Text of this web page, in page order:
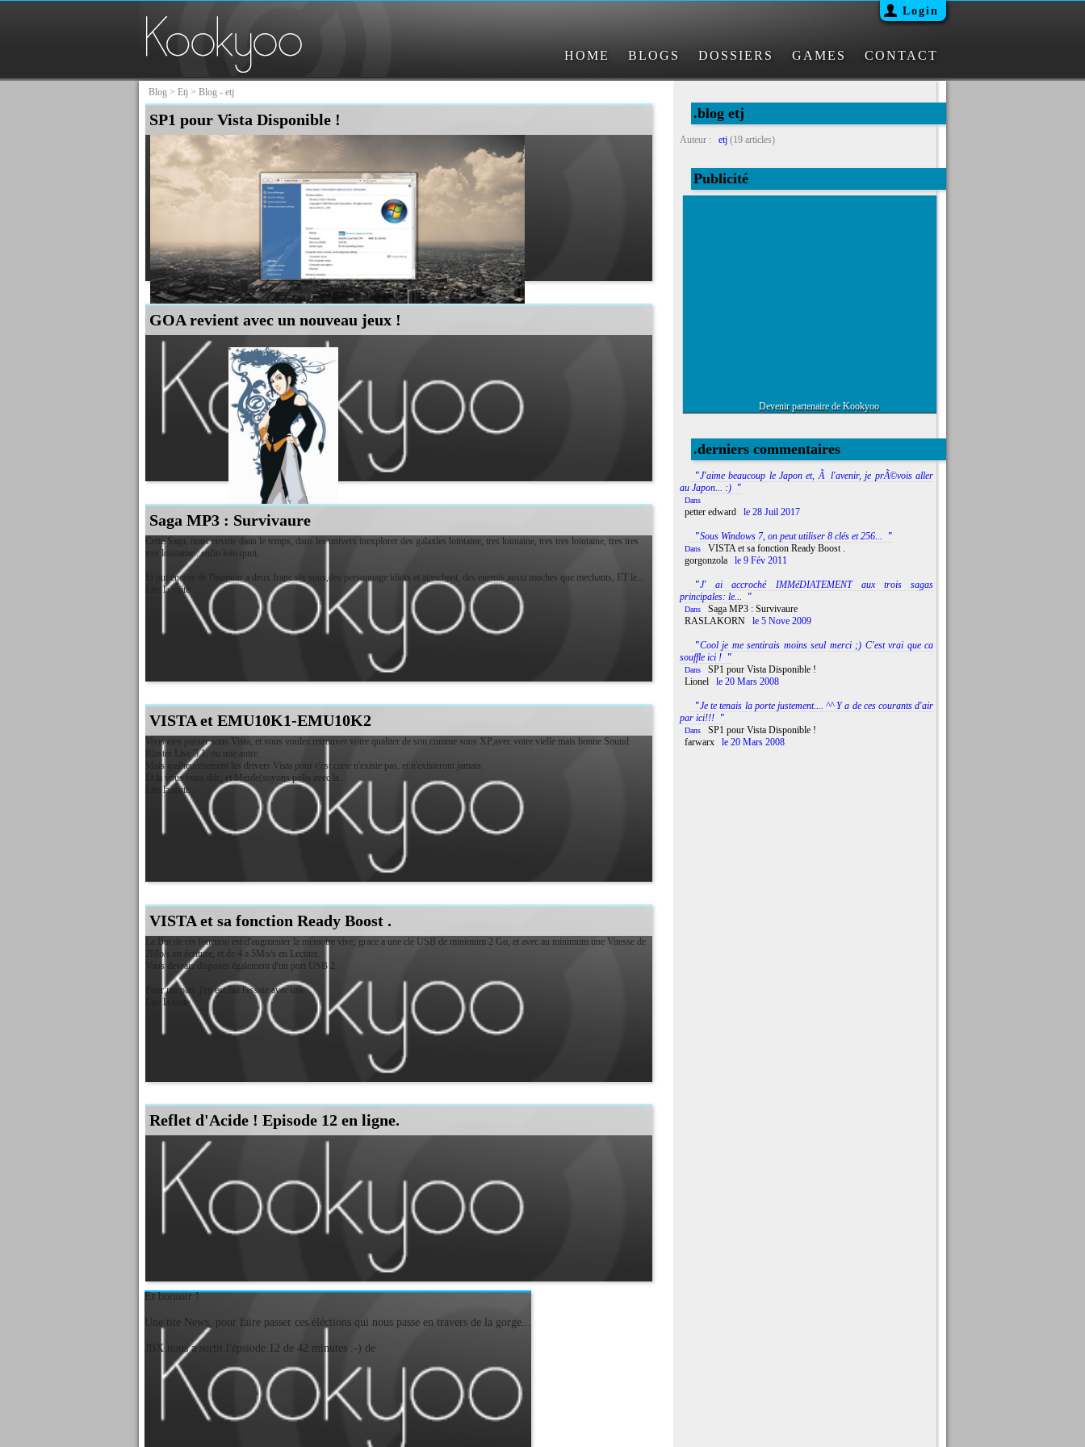
Login
HOME BLOGS DOSSIERS GAMES CONTACT
Blog > Etj > Blog - etj
SP1 pour Vista Disponible !
Nous y voila, Microsoft a mit en ligne le SP1 pour Vista hiers dans la journée.
Aucun lancement automatique de la mise a jours ne se fera, il faudra lancer sois meme...
Lire la suite
GOA revient avec un nouveau jeux !
Lire la suite
Saga MP3 : Survivaure
Cette Saga, nous envoie dans le temps, dans les univers inexplorer des galaxies lointaine, tres lointaine, tres tres lointaine, tres tres
tres lointaine...enfin loin quoi.
Et oui encore de l'humour a deux franc six sous,des personnage idiots et atanchant, des enemis aussi moches que mechants, ET le...
Lire la suite
VISTA et EMU10K1-EMU10K2
Vous etes passer sous Vista, et vous voulez retrouver votre qualiter de son comme sous XP,avec votre vielle mais bonne Sound
Blaster Live 5.1, ou une autre.
Mais malheuresement les drivers Vista pour c'est carte n'existe pas, et n'existeront jamais.
Et la vous vous dite, et Merde(soyons polis avec la...
Lire la suite
VISTA et sa fonction Ready Boost .
Le But de cet fonction est d'augmenter la mémoire vive, grace a une clé USB de minimum 2 Go, et avec au minimum une Vitesse de
2Mo/s en écriture, et de 4 a 5Mo/s en Lecture.
Vous devrais disposer également d'un port USB 2.
Pour ma part ,j'en est fait l'essaie avec une...
Lire la suite
Reflet d'Acide ! Episode 12 en ligne.
Et bonsoir !
Une tite News, pour faire passer ces éléctions qui nous passe en travers de la gorge...
JBX nous a sortit l'épsiode 12 de 42 minutes :-) de
.blog etj
Auteur : etj (19 articles)
Publicité
Devenir partenaire de Kookyoo
.derniers commentaires
"J'aime beaucoup le Japon et, Ã l'avenir, je prÃ©vois aller
au Japon... :) "
Dans
petter edward le 28 Juil 2017
"Sous Windows 7, on peut utiliser 8 clés et 256... "
Dans
VISTA et sa fonction Ready Boost .
gorgonzola
le 9 Fév 2011
"J' ai accroché IMMéDIATEMENT aux trois sagas
principales: le...
"
Dans
Saga MP3 : Survivaure
RASLAKORN
le 5 Nove 2009
"Cool je me sentirais moins seul merci ;) C'est vrai que ca
souffle ici ! "
Dans
SP1 pour Vista Disponible !
Lionel
le 20 Mars 2008
"Je te tenais la porte justement.... ^^ Y a de ces courants d'air
par ici!!! "
Dans
SP1 pour Vista Disponible !
farwarx
le 20 Mars 2008